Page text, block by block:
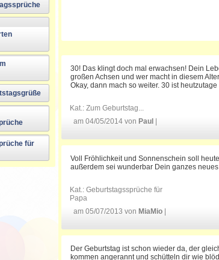
für
30! Das klingt doch mal erwachsen! Dein
großen Achsen und wer macht in diesem
Okay, dann mach so weiter. 30 ist
Kat.: Zum Geburtstag...
am 04/05/2014 von Paul
Voll Fröhlichkeit und Sonnenschein soll
außerdem sei wunderbar Dein ganzes
Kat.: Geburtstagssprüche für
Papa
am 05/07/2013 von MiaMio
Der Geburtstag ist schon wieder da, der
kommen angerannt und schütteln dir wie